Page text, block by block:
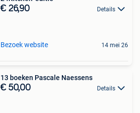
€ 26,90 Details
Bezoek website 14 mei 26
13 boeken Pascale Naessens
€ 50,00 Details